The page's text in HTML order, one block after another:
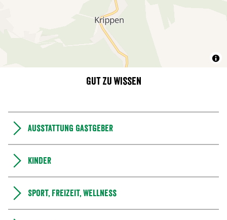
Gut zu wissen
Ausstattung Gastgeber
Kinder
Sport, Freizeit, Wellness